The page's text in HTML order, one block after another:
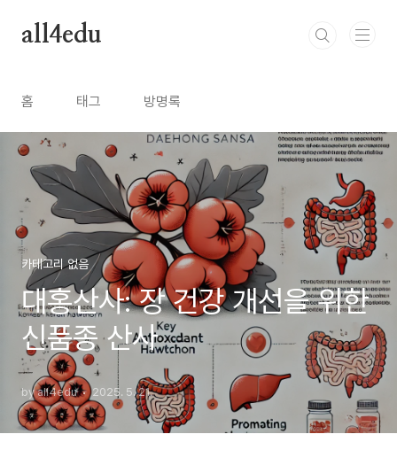
all4edu
홈 태그 방명록
카테고리 없음
대홍산사: 장 건강 개선을 위한
신품종 산사
by all4edu 2025. 5. 21.